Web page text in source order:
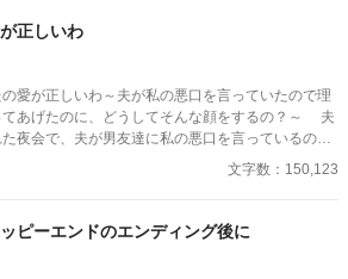
いましょう。
正しいわ
の愛が正しいわ～夫が私の悪口を言っていたので理
あげたのに、どうしてそんな顔をするの？～ 夫
夜会で、夫が男友達に私の悪口を言っているのを
。そのことをきっかけに、私は夫の理想の妻にな
。それまで夫を心の底から愛して尽くしていたけ
変わったように清々しい気分になっていた。 一
変化に戸惑い、誤解があったことに気がつき、自分
態度を謝ったが、妻は美しい笑みを浮かべてこう
文字数：150,123
ピーエンドのエンディング後に